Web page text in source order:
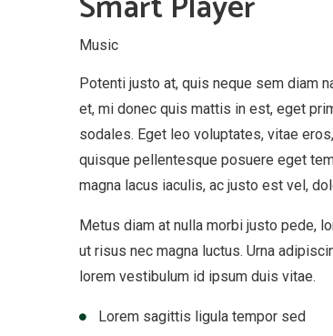
Music
Potenti justo at, quis neque sem diam
et, mi donec quis mattis in est, eget
sodales. Eget leo voluptates, vitae
quisque pellentesque posuere eget
magna lacus iaculis, ac justo est vel,
Metus diam at nulla morbi justo pede,
ut risus nec magna luctus. Urna
lorem vestibulum id ipsum duis vitae.
Lorem sagittis ligula tempor sed